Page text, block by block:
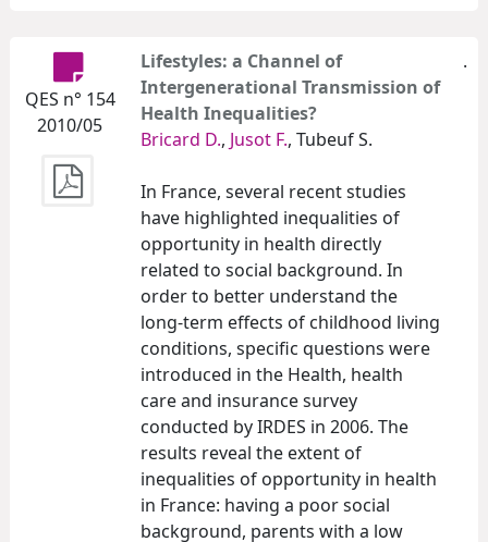
QES n° 154
2010/05
Lifestyles: a Channel of
Intergenerational Transmission of
Health Inequalities?
Bricard D., Jusot F., Tubeuf S.
In France, several recent studies
have highlighted inequalities of
opportunity in health directly
related to social background. In
order to better understand the
long-term effects of childhood living
conditions, specific questions were
introduced in the Health, health
care and insurance survey
conducted by IRDES in 2006. The
results reveal the extent of
inequalities of opportunity in health
in France: having a poor social
background, parents with a low
.